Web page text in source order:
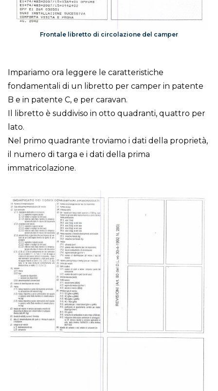
Frontale libretto di circolazione del camper
Impariamo ora leggere le caratteristiche
fondamentali di un libretto per camper in patente
B e in patente C, e per caravan.
Il libretto è suddiviso in otto quadranti, quattro per
lato.
Nel primo quadrante troviamo i dati della proprietà,
il numero di targa e i dati della prima
immatricolazione.